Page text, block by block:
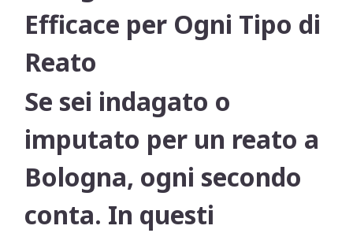
Efficace per Ogni Tipo di
Reato
Se sei indagato o
imputato per un reato a
Bologna, ogni secondo
conta. In questi